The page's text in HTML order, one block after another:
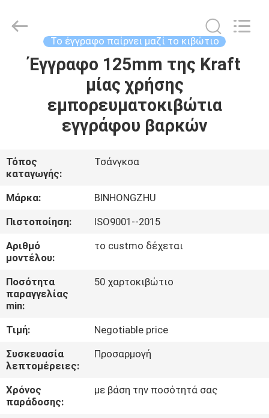
ΣΠΊΤΙ
ΠΡΟΪΌΝΤΑ
ΕΜΕΊΣ
ΓΎΡΟΣ
ΕΡΓΟΣΤΑΣΊΩΝ
ΠΟΙΟΤΙΚΌΣ
ΈΛΕΓΧΟΣ
ΕΛΆΤΕ
ΣΕ
ΕΠΑΦΉ
ΜΕ
and
Export
Το έγγραφο παίρνει μαζί το κιβώτιο
Έγγραφο 125mm της Kraft
μίας χρήσης
εμπορευματοκιβώτια
εγγράφου βαρκών
Τόπος
καταγωγής:
Τσάνγκσα
Μάρκα:
BINHONGZHU
Πιστοποίηση:
ISO9001--2015
Αριθμό
μοντέλου:
το custmo δέχεται
Ποσότητα
παραγγελίας
min:
50 χαρτοκιβώτιο
Τιμή:
Negotiable price
Συσκευασία
λεπτομέρειες:
Προσαρμογή
Χρόνος
παράδοσης:
με βάση την ποσότητά σας